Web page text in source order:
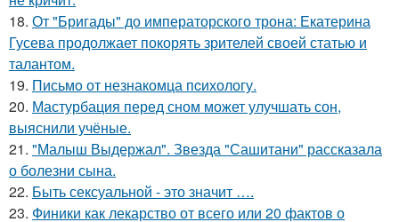
18. От "Бригады" до императорского трона: Екатерина
Гусева продолжает покорять зрителей своей статью и
талантом.
19. Письмo от незнакомца пcихологу.
20. Мастурбация перед сном может улучшать сон,
выяснили учёные.
21. "Малыш Выдержал". Звезда "Сашитани" рассказала
о болезни сына.
22. Быть сексуальной - это значит ….
23. Финики как лекарство от всего или 20 фактов о